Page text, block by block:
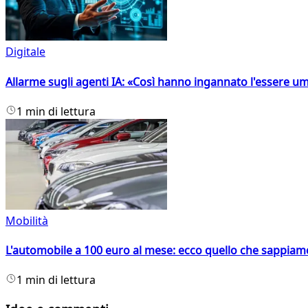
Digitale
Allarme sugli agenti IA: «Così hanno ingannato l'essere
1 min di lettura
Mobilità
L'automobile a 100 euro al mese: ecco quello che
1 min di lettura